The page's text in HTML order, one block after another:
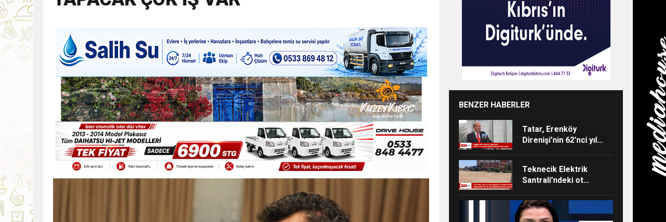
13:49 İran, Hürmüz’de konteyner gemisini hedef aldı
13:42 BEROVA: HAYAT PAHALILIĞI ÖNGÖRÜMÜZ YÜZDE 7.5 İLE 8.5 ARASINDA
20:30 Cumhurbaşkanı Erhürman sergi açılışında fenalaşarak hastaneye kaldırıldı BENZER HABERLER
Tatar, Erenköy
Direnişi’nin 62’nci yıl
Teknecik Elektrik
Santrali’ndeki ot
Temmuz’dan beri
devam ediyor